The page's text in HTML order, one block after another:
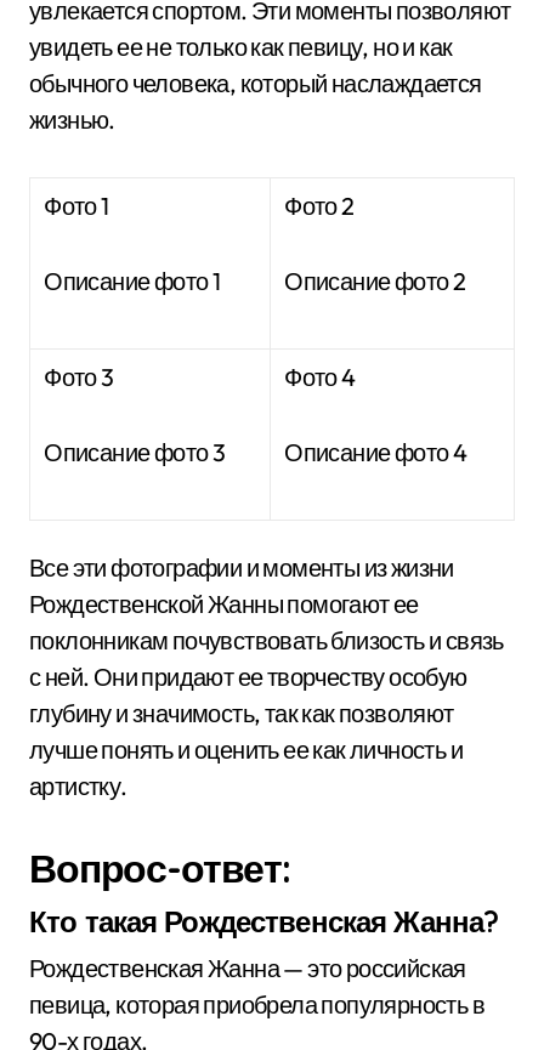
увлекается спортом. Эти моменты позволяют
увидеть ее не только как певицу, но и как
обычного человека, который наслаждается
жизнью.
Фото 1
Описание фото 1
Фото 2
Описание фото 2
Фото 3
Описание фото 3
Фото 4
Описание фото 4
Все эти фотографии и моменты из жизни
Рождественской Жанны помогают ее
поклонникам почувствовать близость и связь
с ней. Они придают ее творчеству особую
глубину и значимость, так как позволяют
лучше понять и оценить ее как личность и
артистку.
Вопрос-ответ:
Кто такая Рождественская Жанна?
Рождественская Жанна — это российская
певица, которая приобрела популярность в
90-х годах.